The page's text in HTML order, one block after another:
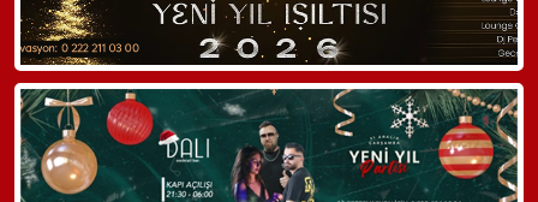
Hemen Arayın
Detaylı Bilgi Alın